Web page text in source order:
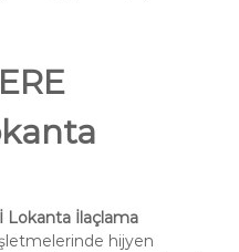
Lokanta İlaçlama
hijyen